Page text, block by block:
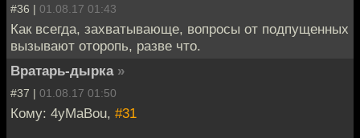
#36 | 01.08.17 01:43
Как всегда, захватывающе, вопросы от подпущенных
вызывают оторопь, разве что.
Вратарь-дырка »
#37 | 01.08.17 01:50
Кому: 4yMaBou, #31